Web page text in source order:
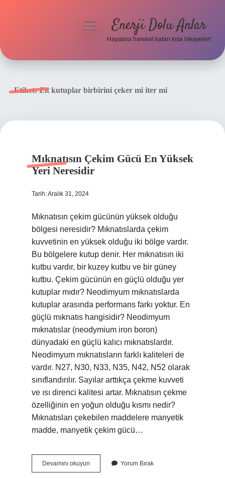
menüyüEnerji Dolu Anlar
Hayatına hareket katan kısa hikayeler!
Etiket:Zıt kutuplar birbirini çeker mi iter mi
Mıknatısın Çekim Gücü En Yüksek
Yeri Neresidir
Tarih: Aralık 31, 2024
Mıknatısın çekim gücünün yüksek olduğu
bölgesi neresidir? Mıknatıslarda çekim
kuvvetinin en yüksek olduğu iki bölge vardır.
Bu bölgelere kutup denir. Her mıknatısın iki
kutbu vardır, bir kuzey kutbu ve bir güney
kutbu. Çekim gücünün en güçlü olduğu yer
kutuplar mıdır? Neodimyum mıknatıslarda
kutuplar arasında performans farkı yoktur. En
güçlü mıknatıs hangisidir? Neodimyum
mıknatıslar (neodymium iron boron)
dünyadaki en güçlü kalıcı mıknatıslardır.
Neodimyum mıknatısların farklı kaliteleri de
vardır. N27, N30, N33, N35, N42, N52 olarak
sınıflandırılır. Sayılar arttıkça çekme kuvveti
ve ısı direnci kalitesi artar. Mıknatısın çekme
özelliğinin en yoğun olduğu kısmı nedir?
Mıknatısları çekebilen maddelere manyetik
madde, manyetik çekim gücü…
Devamını okuyun Mıknatısın
Çekim
Yorum Bırak